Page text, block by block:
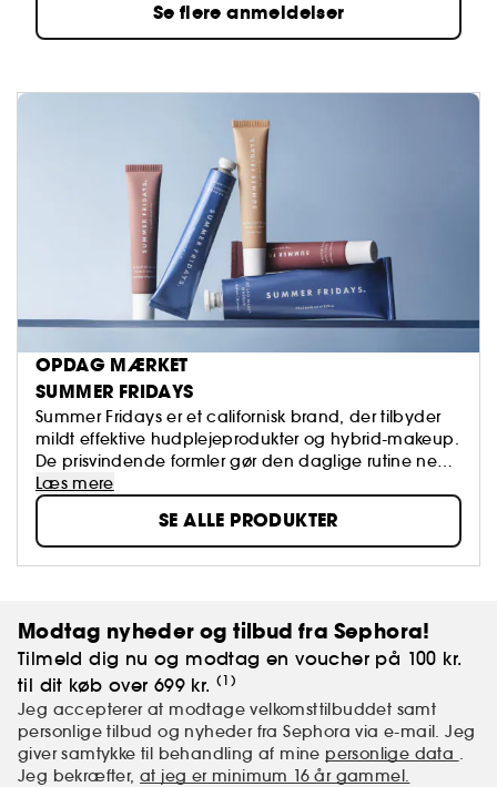
Se flere anmeldelser
OPDAG MÆRKET
SUMMER FRIDAYS
Summer Fridays er et californisk brand, der tilbyder
mildt effektive hudplejeprodukter og hybrid-makeup.
De prisvindende formler gør den daglige rutine nem
og giver huden en strålende glød, så hver dag kan
føles som en sommerfredag.
Læs mere
SE ALLE PRODUKTER
Modtag nyheder og tilbud fra Sephora!
Tilmeld dig nu og modtag en voucher på 100 kr.
til dit køb over 699 kr. (1)
Jeg accepterer at modtage velkomsttilbuddet samt
personlige tilbud og nyheder fra Sephora via e-mail. Jeg
giver samtykke til behandling af mine personlige data .
Jeg bekræfter,at jeg er minimum 16 år gammel.